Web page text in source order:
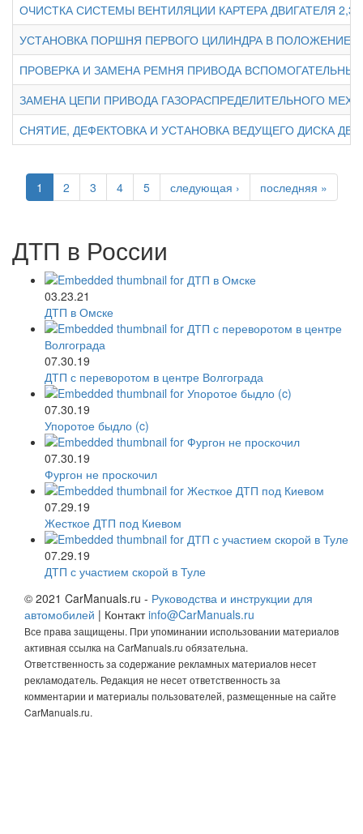
ОЧИСТКА СИСТЕМЫ ВЕНТИЛЯЦИИ КАРТЕРА ДВИГАТЕЛЯ 2,3
УСТАНОВКА ПОРШНЯ ПЕРВОГО ЦИЛИНДРА В ПОЛОЖЕНИЕ
ПРОВЕРКА И ЗАМЕНА РЕМНЯ ПРИВОДА ВСПОМОГАТЕЛЬНЫХ
ЗАМЕНА ЦЕПИ ПРИВОДА ГАЗОРАСПРЕДЕЛИТЕЛЬНОГО
СНЯТИЕ, ДЕФЕКТОВКА И УСТАНОВКА ВЕДУЩЕГО ДИСКА
1 2 3 4 5 следующая › последняя »
ДТП в России
03.23.21
ДТП в Омске
07.30.19
ДТП с переворотом в центре Волгограда
07.30.19
Упоротое быдло (c)
07.30.19
Фургон не проскочил
07.29.19
Жесткое ДТП под Киевом
07.29.19
ДТП с участием скорой в Туле
© 2021 CarManuals.ru - Руководства и инструкции для
автомобилей | Контактinfo@CarManuals.ru
Все права защищены. При упоминании использовании материалов
активная ссылка на CarManuals.ru обязательна.
Ответственность за содержание рекламных материалов несет
рекламодатель. Редакция не несет ответственность за
комментарии и материалы пользователей, размещенные на сайте
CarManuals.ru.